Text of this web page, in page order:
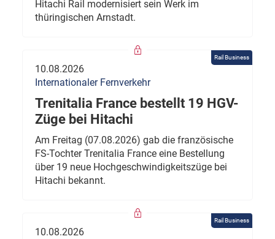
Hitachi Rail modernisiert sein Werk im
thüringischen Arnstadt.
Rail Business
10.08.2026
Internationaler Fernverkehr
Trenitalia France bestellt 19 HGV-
Züge bei Hitachi
Am Freitag (07.08.2026) gab die französische
FS-Tochter Trenitalia France eine Bestellung
über 19 neue Hochgeschwindigkeitszüge bei
Hitachi bekannt.
Rail Business
10.08.2026